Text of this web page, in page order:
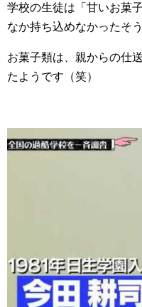
学校の生徒は「甘いお菓
なか持ち込めなかったそ
お菓子類は、親からの仕
たようです（笑）